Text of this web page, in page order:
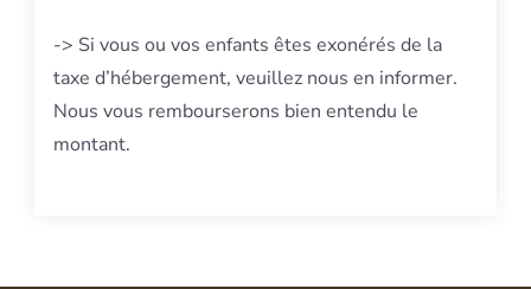
-> Si vous ou vos enfants êtes exonérés de la
taxe d’hébergement, veuillez nous en informer.
Nous vous rembourserons bien entendu le
montant.